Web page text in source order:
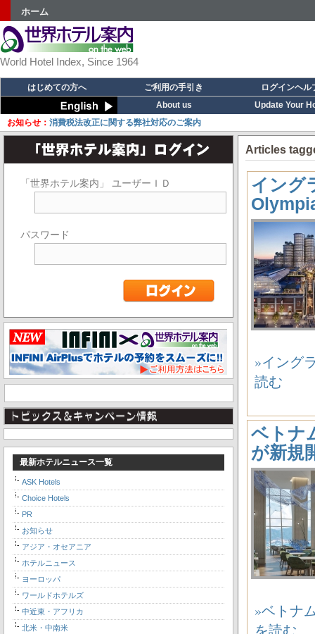
ホーム
World Hotel Index, Since 1964
はじめての方へ ご利用の手引き
ログインヘル
About us
Update Your
お知らせ： 消費税法改正に関する弊社対応のご案内
Articles
イング
»イング
読む
ベトナ
が新規
»ベトナ
を読む
「世界ホテル案内」 ユーザーＩＤ
パスワード
最新ホテルニュース一覧
ASK Hotels
Choice Hotels
PR
お知らせ
アジア・オセアニア
ホテルニュース
ヨーロッパ
ワールドホテルズ
中近東・アフリカ
北米・中南米